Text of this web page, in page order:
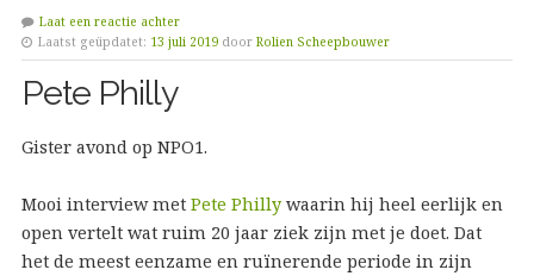
Laat een reactie achter
Laatst geüpdatet: 13 juli 2019 door Rolien Scheepbouwer
Pete Philly
Gister avond op NPO1.
Mooi interview met Pete Phillywaarin hij heel eerlijk en
open vertelt wat ruim 20 jaar ziek zijn met je doet. Dat
het de meest eenzame en ruïnerende periode in zijn